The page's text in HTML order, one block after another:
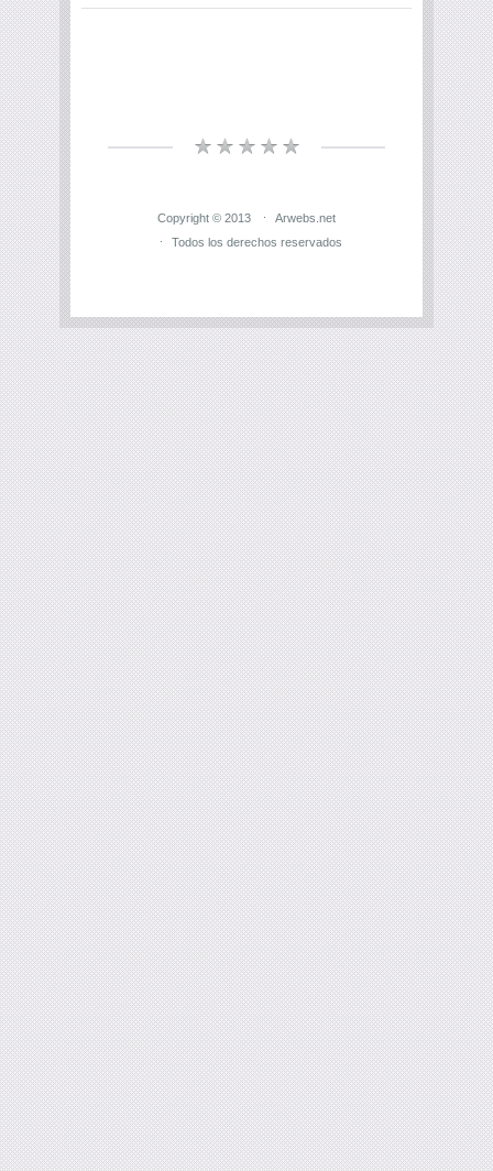
Copyright © 2013
Arwebs.net
Todos los derechos reservados